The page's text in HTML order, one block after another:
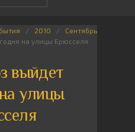
2010
Сентябрь
на улицы Брюсселя
выйдет
улицы